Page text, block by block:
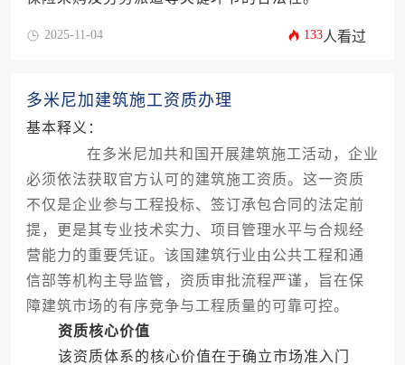
2025-11-04 133人看过
多米尼加建筑施工资质办理
基本释义：
在多米尼加共和国开展建筑施工活动，企业
必须依法获取官方认可的建筑施工资质。这一资质
不仅是企业参与工程投标、签订承包合同的法定前
提，更是其专业技术实力、项目管理水平与合规经
营能力的重要凭证。该国建筑行业由公共工程和通
信部等机构主导监管，资质审批流程严谨，旨在保
障建筑市场的有序竞争与工程质量的可靠可控。
资质核心价值
该资质体系的核心价值在于确立市场准入门